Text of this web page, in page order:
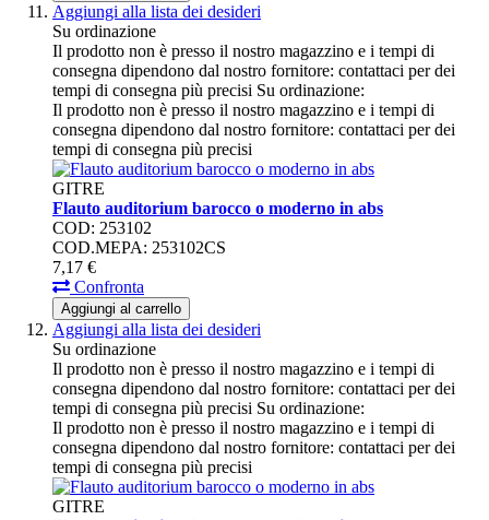
Aggiungi alla lista dei desideri
Su ordinazione
Il prodotto non è presso il nostro magazzino e i tempi di
consegna dipendono dal nostro fornitore: contattaci per dei
tempi di consegna più precisi Su ordinazione:
Il prodotto non è presso il nostro magazzino e i tempi di
consegna dipendono dal nostro fornitore: contattaci per dei
tempi di consegna più precisi
GITRE
Flauto auditorium barocco o moderno in abs
COD: 253102
COD.MEPA: 253102CS
7,17 €
Confronta
Aggiungi al carrello
Aggiungi alla lista dei desideri
Su ordinazione
Il prodotto non è presso il nostro magazzino e i tempi di
consegna dipendono dal nostro fornitore: contattaci per dei
tempi di consegna più precisi Su ordinazione:
Il prodotto non è presso il nostro magazzino e i tempi di
consegna dipendono dal nostro fornitore: contattaci per dei
tempi di consegna più precisi
GITRE